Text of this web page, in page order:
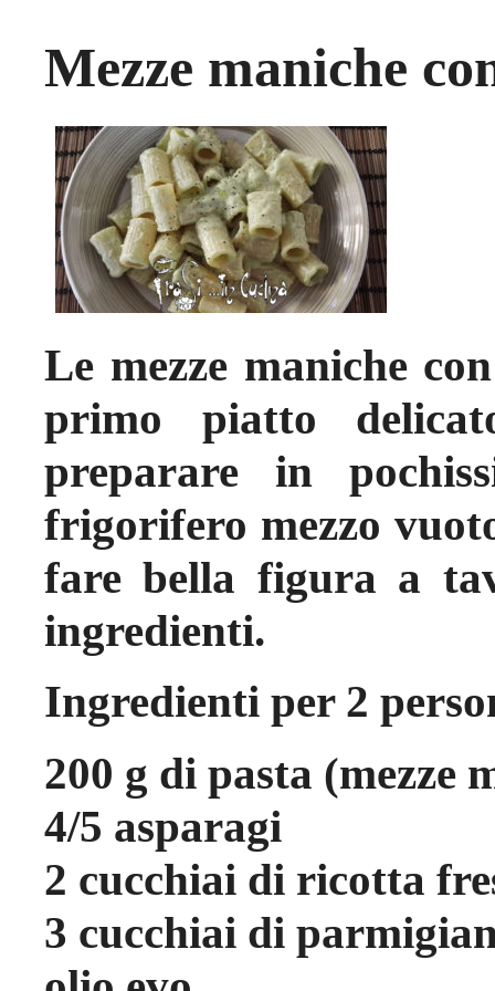
Mezze maniche
Le mezze maniche
primo piatto
preparare in
frigorifero mezzo
fare bella figura a
ingredienti.
Ingredienti per 2
200 g di pasta (mezze
4/5 asparagi
2 cucchiai di ricotta
3 cucchiai di